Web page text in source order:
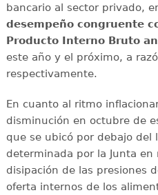
bancario al sector privado,
desempeño congruente
Producto Interno Bruto
este año y el próximo, a
respectivamente.
En cuanto al ritmo
disminución en octubre de
que se ubicó por debajo
determinada por la Junta
disipación de las presiones
oferta internos de los